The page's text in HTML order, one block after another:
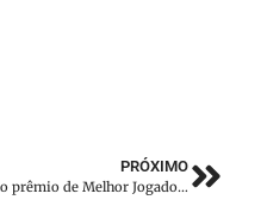
PRÓXIMO
Atleta do Barateiro, Bella, é indicada ao prêmio de Melhor Jogadora Jovem Feminina do Mundo